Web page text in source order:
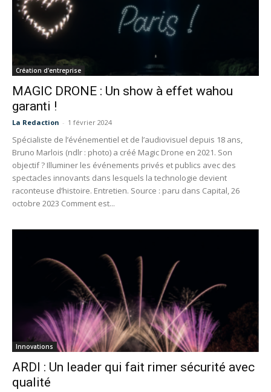
Création d'entreprise
MAGIC DRONE : Un show à effet wahou
garanti !
La Redaction - 1 février 2024
Spécialiste de l’événementiel et de l’audiovisuel depuis 18 ans,
Bruno Marlois (ndlr : photo) a créé Magic Drone en 2021. Son
objectif ? Illuminer les événements privés et publics avec des
spectacles innovants dans lesquels la technologie devient
raconteuse d’histoire. Entretien. Source : paru dans Capital, 26
octobre 2023 Comment est...
Innovations
ARDI : Un leader qui fait rimer sécurité avec
qualité